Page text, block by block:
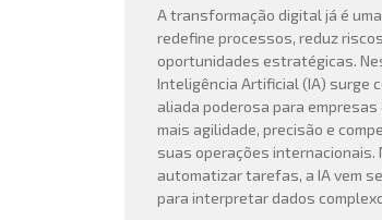
A transformação digital já é
redefine processos, reduz
oportunidades estratégicas.
Inteligência Artificial (IA) surge
aliada poderosa para empresas
mais agilidade, precisão e
suas operações internacionais.
automatizar tarefas, a IA vem
para interpretar dados